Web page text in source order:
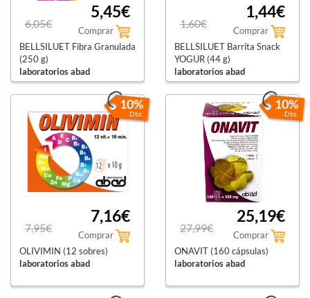
6,05€
5,45€
Comprar
BELLSILUET Fibra Granulada
(250 g)
laboratorios abad
1,60€
1,44€
Comprar
BELLSILUET Barrita Snack
YOGUR (44 g)
laboratorios abad
10%
Dto.
7,95€
7,16€
Comprar
OLIVIMIN (12 sobres)
laboratorios abad
10%
Dto.
27,99€
25,19€
Comprar
ONAVIT (160 cápsulas)
laboratorios abad